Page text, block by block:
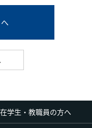
在学生・教職員の方へ